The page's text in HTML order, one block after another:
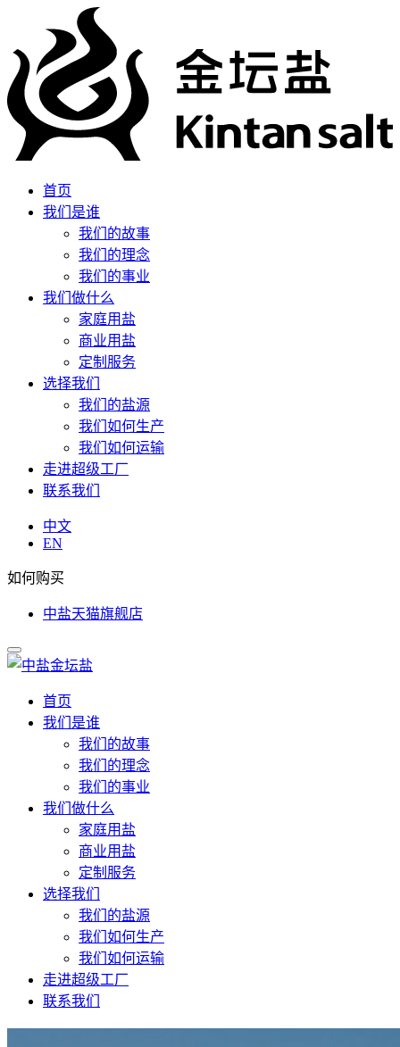
首页
我们是谁
我们的故事
我们的理念
我们的事业
我们做什么
家庭用盐
商业用盐
定制服务
选择我们
我们的盐源
我们如何生产
我们如何运输
走进超级工厂
联系我们
中文
EN
如何购买
中盐天猫旗舰店
首页
我们是谁
我们的故事
我们的理念
我们的事业
我们做什么
家庭用盐
商业用盐
定制服务
选择我们
我们的盐源
我们如何生产
我们如何运输
走进超级工厂
联系我们